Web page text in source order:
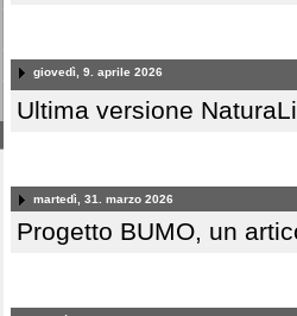
giovedì, 9. aprile 2026
Ultima versione
martedì, 31. marzo 2026
Progetto BUMO, un